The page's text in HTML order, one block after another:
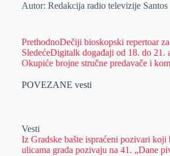
Autor: Redakcija radio televizije Santos
PrethodnoDečiji bioskopski repertoar
SledećeDigitalk događaji od 18. do 21.
Okupiće brojne stručne predavače i
POVEZANE vesti
Vesti
Iz Gradske bašte ispraćeni pozivari koji
ulicama grada pozivaju na 41. „Dane